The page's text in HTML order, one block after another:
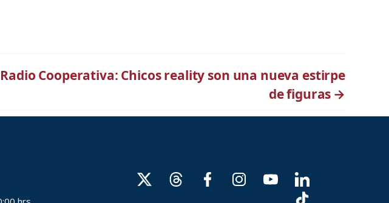
Radio Cooperativa: Chicos reality son una nueva estirpe
de figuras →